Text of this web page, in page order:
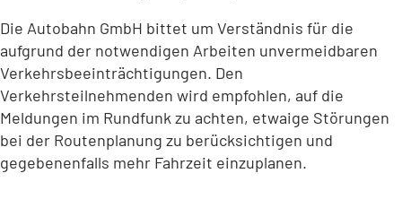
Die Autobahn GmbH bittet um Verständnis für die
aufgrund der notwendigen Arbeiten unvermeidbaren
Verkehrsbeeinträchtigungen. Den
Verkehrsteilnehmenden wird empfohlen, auf die
Meldungen im Rundfunk zu achten, etwaige Störungen
bei der Routenplanung zu berücksichtigen und
gegebenenfalls mehr Fahrzeit einzuplanen.